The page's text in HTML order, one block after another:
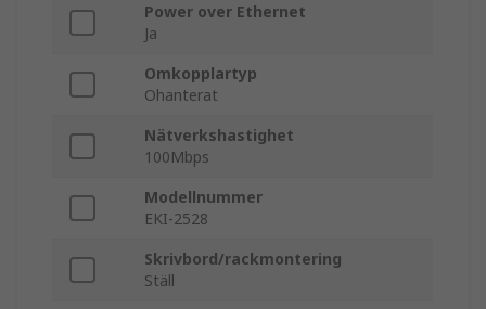
Power over Ethernet
Ja
Omkopplartyp
Ohanterat
Nätverkshastighet
100Mbps
Modellnummer
EKI-2528
Skrivbord/rackmontering
Ställ